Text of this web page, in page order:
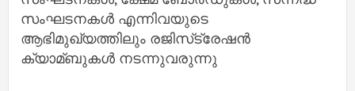
സംഘടനകള്‍ എന്നിവയുടെ
ആഭിമുഖ്യത്തിലും രജിസ്‌ട്രേഷന്‍
ക്യാമ്ബുകള്‍ നടന്നുവരുന്നു